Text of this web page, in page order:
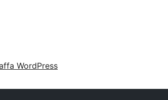
WordPress